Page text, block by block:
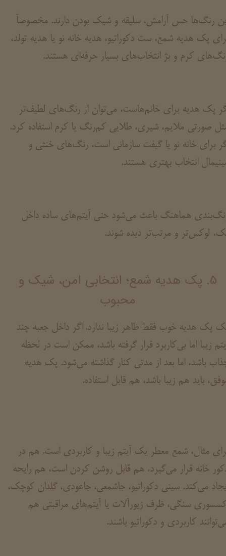
رنگ‌ها حس آرامش، سلیقه و شیک بودن دارند. مخصوصاً
پک هدیه شمع، ست دکوراتیو، هدیه خانه نو یا هدیه تولد،
کرم و بژ انتخاب‌های بسیار حرفه‌ای هستند.
پک هدیه برای خانم‌هاست، می‌توان از رنگ‌های لطیف‌تر
صورتی ملایم، شیری، طلایی کم‌رنگ یا کرم استفاده کرد.
برای خانه نو یا گیفت سازمانی است، رنگ‌های خنثی و
انتخاب بهتری هستند.
هماهنگ باعث می‌شود حتی آیتم‌های ساده داخل
لوکس‌تر و مرتب‌تر دیده شوند.
۵. پک هدیه شمع؛ انتخابی امن، شیک و
محبوب
پک هدیه خوب فقط ظاهر زیبا ندارد. اگر داخل جعبه چند
زیبا اما بی‌کاربرد قرار گرفته باشد، ممکن است در لحظه
باشد، اما بعد از مدتی کنار گذاشته می‌شود. پک هدیه
باید هم زیبا باشد، هم قابل استفاده.
مثال، شمع معطر یک آیتم زیبا و کاربردی است. هم در
خانه قرار می‌گیرد، هم قابل روشن کردن است، هم رایحه
می‌کند. سینی دکوراتیو، جاشمعی، جاعودی، گلدان کوچک،
سنگی، ظرف زیورآلات یا آیتم‌های مراقبتی هم
کاربردی و دکوراتیو باشند.